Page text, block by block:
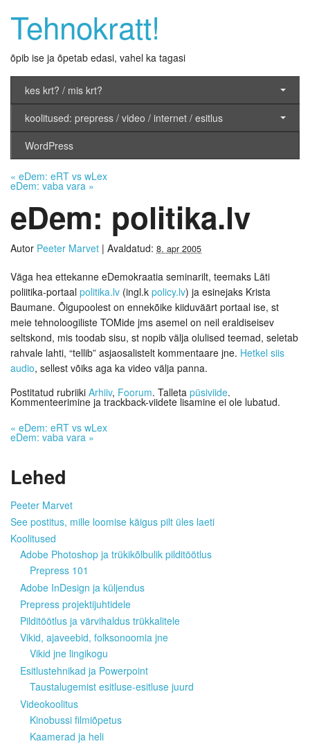
Tehnokratt!
õpib ise ja õpetab edasi, vahel ka tagasi
kes krt? / mis krt?
koolitused: prepress / video / internet / esitlus
WordPress
« eDem: eRT vs wLex
eDem: vaba vara »
eDem: politika.lv
Autor Peeter Marvet | Avaldatud: 8. apr 2005
Väga hea ettekanne eDemokraatia seminarilt, teemaks Läti
poliitika-portaal politika.lv (ingl.k policy.lv) ja esinejaks Krista
Baumane. Õigupoolest on ennekõike kiiduväärt portaal ise, st
meie tehnoloogiliste TOMide jms asemel on neil eraldiseisev
seltskond, mis toodab sisu, st nopib välja olulised teemad, seletab
rahvale lahti, “tellib” asjaosalistelt kommentaare jne. Hetkel siis
audio, sellest võiks aga ka video välja panna.
Postitatud rubriiki Arhiiv, Foorum. Talleta püsiviide.
Kommenteerimine ja trackback-viidete lisamine ei ole lubatud.
« eDem: eRT vs wLex
eDem: vaba vara »
Lehed
Peeter Marvet
See postitus, mille loomise käigus pilt üles laeti
Koolitused
Adobe Photoshop ja trükikõlbulik pilditöötlus
Prepress 101
Adobe InDesign ja küljendus
Prepress projektijuhtidele
Pilditöötlus ja värvihaldus trükkalitele
Vikid, ajaveebid, folksonoomia jne
Vikid jne lingikogu
Esitlustehnikad ja Powerpoint
Taustalugemist esitluse-esitluse juurd
Videokoolitus
Kinobussi filmiõpetus
Kaamerad ja heli